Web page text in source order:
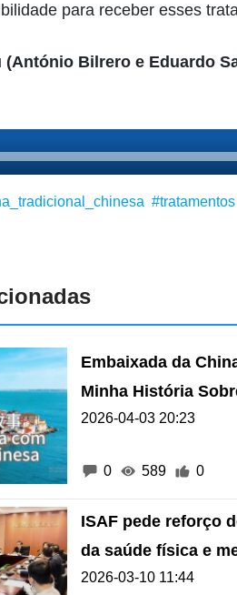
para receber esses
(António Bilrero e Eduardo
#tratamentos
Embaixada da
Minha História
2026-04-03 20:23
0 589 0
ISAF pede reforço
da saúde física e
2026-03-10 11:44